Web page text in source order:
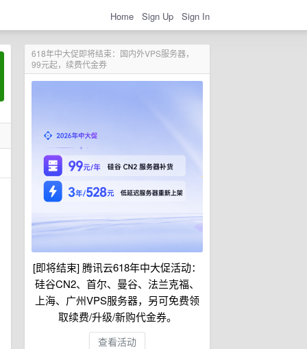
Home Sign Up Sign In
618年中大促即将结束：国内外VPS服务器，
99元起，续费代金券
[即将结束] 腾讯云618年中大促活动：
硅谷CN2、首尔、曼谷、法兰克福、
上海、广州VPS服务器，另可免费领
取续费/升级/新购代金券。
查看活动